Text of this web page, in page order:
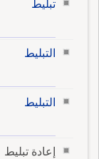
تبليط
التبليط
التبليط
إعادة تبليط